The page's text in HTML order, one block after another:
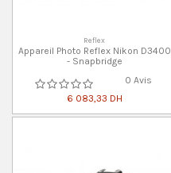
Reflex
Appareil Photo Reflex Nikon D3400
- Snapbridge
0 Avis
6 083,33 DH